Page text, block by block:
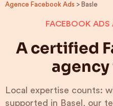
Agence Facebook Ads > Basle
FACEBOOK ADS
A certified
agency
Local expertise counts:
supported in Basel, our